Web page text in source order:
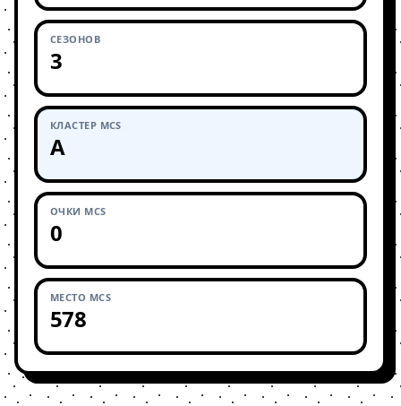
СЕЗОНОВ
3
КЛАСТЕР MCS
A
ОЧКИ MCS
0
МЕСТО MCS
578